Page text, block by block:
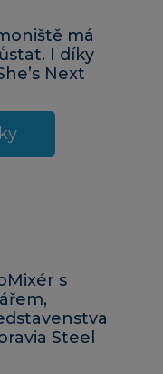
má
I díky
Next
s
Steel